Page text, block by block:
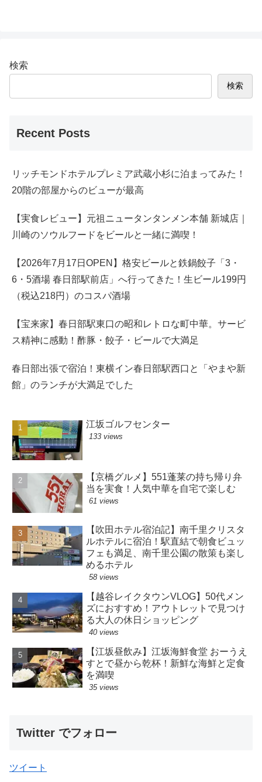
検索
検索
Recent Posts
リッチモンドホテルプレミア武蔵小杉に泊まってみた！
20階の部屋からのビューが最高
【実食レビュー】元祖ニュータンタンメン本舗 新城店｜
川崎のソウルフードをビールと一緒に満喫！
【2026年7月17日OPEN】格安ビールと鉄鍋餃子「3・
6・5酒場 春日部駅前店」へ行ってきた！生ビール199円
（税込218円）のコスパ酒場
【宝来家】春日部駅東口の昭和レトロな町中華。サービ
ス精神に感動！酢豚・餃子・ビールで大満足
春日部出張で宿泊！東横イン春日部駅西口と「やまや新
館」のランチが大満足でした
江坂ゴルフセンター
133 views
【京橋グルメ】551蓬莱の持ち帰り弁
当を実食！人気中華を自宅で楽しむ
61 views
【吹田ホテル宿泊記】南千里クリスタ
ルホテルに宿泊！駅直結で朝食ビュッ
フェも満足、南千里公園の散策も楽し
めるホテル
58 views
【越谷レイクタウンVLOG】50代メン
ズにおすすめ！アウトレットで見つけ
る大人の休日ショッピング
40 views
【江坂昼飲み】江坂海鮮食堂 おーうえ
すとで昼から乾杯！新鮮な海鮮と定食
を満喫
35 views
Twitter でフォロー
ツイート